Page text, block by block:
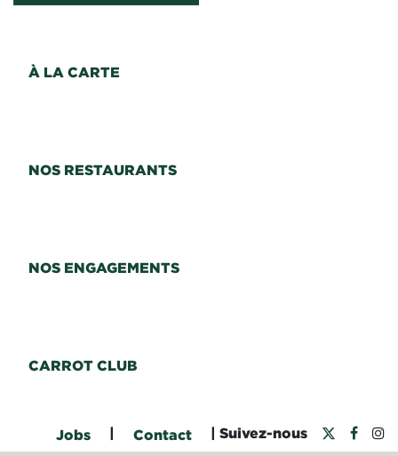
À LA CARTE
NOS RESTAURANTS
NOS ENGAGEMENTS
CARROT CLUB
Jobs Contact | Suivez-nous